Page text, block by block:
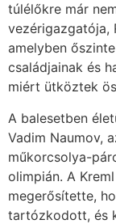
túlélőkre már
vezérigazgatója,
amelyben
családjainak és
miért ütköztek
A balesetben
Vadim Naumov,
műkorcsolya-
olimpián. A
megerősítette,
tartózkodott, és